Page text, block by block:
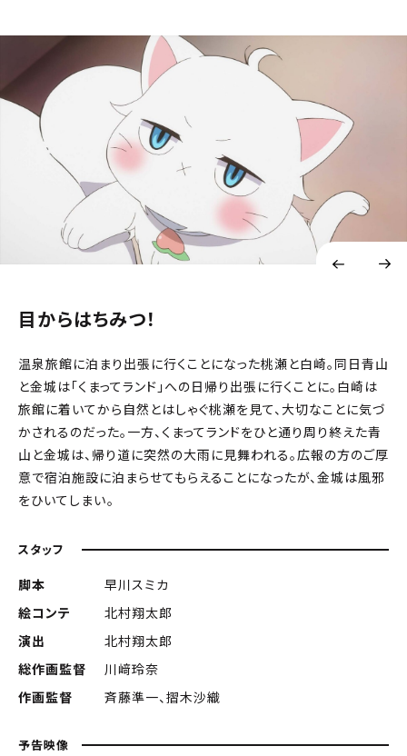
目からはちみつ！
温泉旅館に泊まり出張に行くことになった桃瀬と白崎。同日青山
と金城は「くまってランド」への日帰り出張に行くことに。白崎は
旅館に着いてから自然とはしゃぐ桃瀬を見て、大切なことに気づ
かされるのだった。一方、くまってランドをひと通り周り終えた青
山と金城は、帰り道に突然の大雨に見舞われる。広報の方のご厚
意で宿泊施設に泊まらせてもらえることになったが、金城は風邪
をひいてしまい――。
スタッフ
脚本
早川スミカ
絵コンテ
北村翔太郎
演出
北村翔太郎
総作画監督
川﨑玲奈
作画監督
斉藤準一、摺󠄀木沙織
予告映像